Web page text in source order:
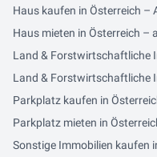
Haus kaufen in Österreich –
Haus mieten in Österreich –
Land & Forstwirtschaftliche
Land & Forstwirtschaftliche
Parkplatz kaufen in
Parkplatz mieten in
Sonstige Immobilien kaufen